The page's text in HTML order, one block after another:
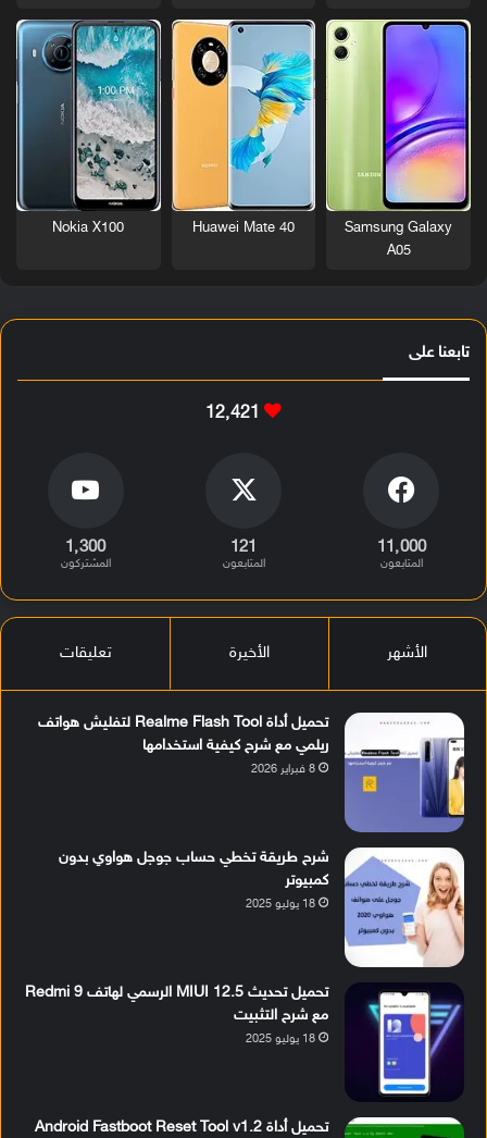
Samsung Galaxy
A05
Huawei Mate 40
Nokia X100
تابعنا على
12٬421
11٬000
المتابعون
121
المتابعون
1٬300
المشتركون
الأشهر الأخيرة تعليقات
تحميل أداة Realme Flash Tool لتفليش هواتف
ريلمي مع شرح كيفية استخدامها
8 فبراير 2026
شرح طريقة تخطي حساب جوجل هواوي بدون
كمبيوتر
18 يوليو 2025
تحميل تحديث MIUI 12.5 الرسمي لهاتف Redmi 9
مع شرح التثبيت
18 يوليو 2025
تحميل أداة Android Fastboot Reset Tool v1.2